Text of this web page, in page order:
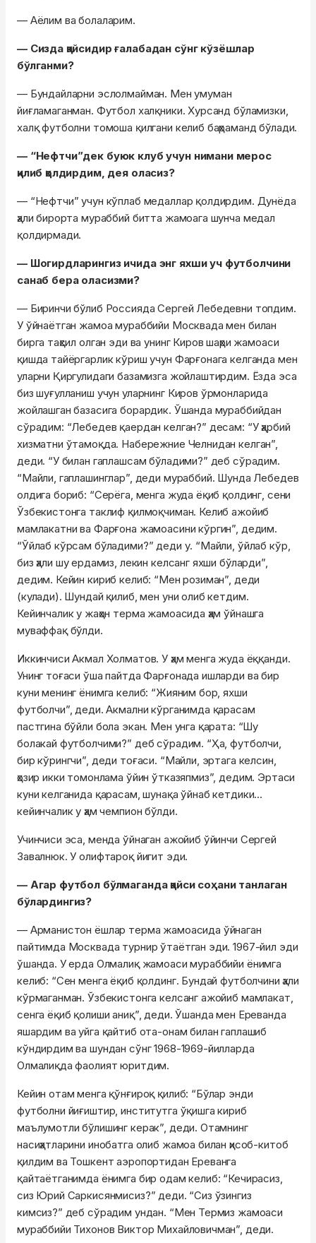
— Аёлим ва болаларим.
— Сизда қайсидир ғалабадан сўнг кўзёшлар
бўлганми?
— Бундайларни эслолмайман. Мен умуман
йиғламаганман. Футбол халқники. Хурсанд бўламизки,
халқ футболни томоша қилгани келиб баҳраманд бўлади.
— “Нефтчи”дек буюк клуб учун нимани мерос
қилиб қолдирдим, дея оласиз?
— “Нефтчи” учун кўплаб медаллар қолдирдим. Дунёда
ҳали бирорта мураббий битта жамоага шунча медал
қолдирмади.
— Шогирдларингиз ичида энг яхши уч футболчини
санаб бера оласизми?
— Биринчи бўлиб Россияда Сергей Лебедевни топдим.
У ўйнаётган жамоа мураббийи Москвада мен билан
бирга таҳсил олган эди ва унинг Киров шаҳри жамоаси
қишда тайёргарлик кўриш учун Фарғонага келганда мен
уларни Қиргулидаги базамизга жойлаштирдим. Ёзда эса
биз шуғулланиш учун уларнинг Киров ўрмонларида
жойлашган базасига борардик. Ўшанда мураббийдан
сўрадим: “Лебедев қаердан келган?” десам: “У ҳарбий
хизматни ўтамоқда. Набережние Челнидан келган”,
деди. “У билан гаплашсам бўладими?” деб сўрадим.
“Майли, гаплашинглар”, деди мураббий. Шунда Лебедев
олдига бориб: “Серёга, менга жуда ёқиб қолдинг, сени
Ўзбекистонга таклиф қилмоқчиман. Келиб ажойиб
мамлакатни ва Фарғона жамоасини кўргин”, дедим.
“Ўйлаб кўрсам бўладими?” деди у. “Майли, ўйлаб кўр,
биз ҳали шу ердамиз, лекин келсанг яхши бўларди”,
дедим. Кейин кириб келиб: “Мен розиман”, деди
(кулади). Шундай қилиб, мен уни олиб кетдим.
Кейинчалик у жаҳон терма жамоасида ҳам ўйнашга
муваффақ бўлди.
Иккинчиси Акмал Холматов. У ҳам менга жуда ёққанди.
Унинг тоғаси ўша пайтда Фарғонада ишларди ва бир
куни менинг ёнимга келиб: “Жияним бор, яхши
футболчи”, деди. Акмални кўрганимда қарасам
пастгина бўйли бола экан. Мен унга қарата: “Шу
болакай футболчими?” деб сўрадим. “Ҳа, футболчи,
бир кўрингчи”, деди тоғаси. “Майли, эртага келсин,
ҳозир икки томонлама ўйин ўтказяпмиз”, дедим. Эртаси
куни келганида қарасам, шунақа ўйнаб кетдики...
кейинчалик у ҳам чемпион бўлди.
Учинчиси эса, менда ўйнаган ажойиб ўйинчи Сергей
Завалнюк. У олифтароқ йигит эди.
— Агар футбол бўлмаганда қайси соҳани танлаган
бўлардингиз?
— Арманистон ёшлар терма жамоасида ўйнаган
пайтимда Москвада турнир ўтаётган эди. 1967-йил эди
ўшанда. У ерда Олмалиқ жамоаси мураббийи ёнимга
келиб: “Сен менга ёқиб қолдинг. Бундай футболчини ҳали
кўрмаганман. Ўзбекистонга келсанг ажойиб мамлакат,
сенга ёқиб қолиши аниқ”, деди. Ўшанда мен Ереванда
яшардим ва уйга қайтиб ота-онам билан гаплашиб
кўндирдим ва шундан сўнг 1968-1969-йилларда
Олмалиқда фаолият юритдим.
Кейин отам менга қўнғироқ қилиб: “Бўлар энди
футболни йиғиштир, институтга ўқишга кириб
маълумотли бўлишинг керак”, деди. Отамнинг
насиҳатларини инобатга олиб жамоа билан ҳисоб-китоб
қилдим ва Тошкент аэропортидан Ереванга
қайтаётганимда ёнимга бир одам келиб: “Кечирасиз,
сиз Юрий Саркисянмисиз?” деди. “Сиз ўзингиз
кимсиз?” деб сўрадим ундан. “Мен Термиз жамоаси
мураббийи Тихонов Виктор Михайловичман”, деди.